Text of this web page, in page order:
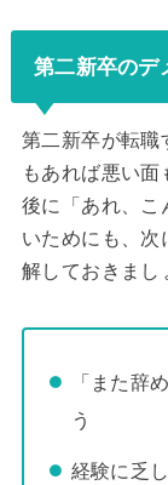
第二新卒のデ
第二新卒が転職
もあれば悪い
後に「あれ、
いためにも、次
解しておきまし
「また辞
う
経験に乏